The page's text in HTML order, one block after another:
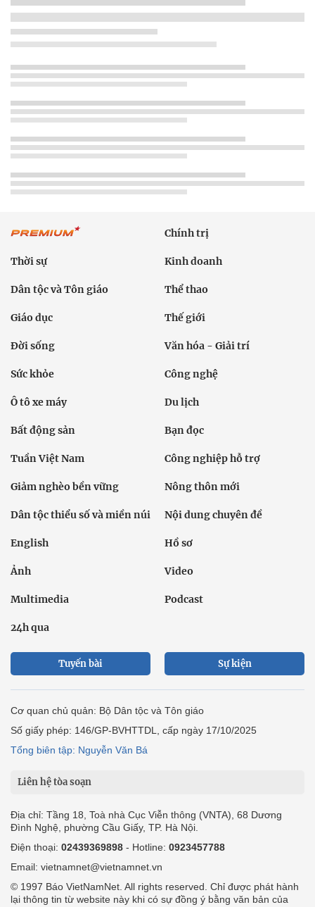
Chính trị
Thời sự Kinh doanh
Dân tộc và Tôn giáo Thể thao
Giáo dục Thế giới
Đời sống Văn hóa - Giải trí
Sức khỏe Công nghệ
Ô tô xe máy Du lịch
Bất động sản Bạn đọc
Tuần Việt Nam Công nghiệp hỗ trợ
Giảm nghèo bền vững Nông thôn mới
Dân tộc thiểu số và miền núi Nội dung chuyên đề
English Hồ sơ
Ảnh Video
Multimedia Podcast
24h qua
Tuyến bài Sự kiện
Cơ quan chủ quản: Bộ Dân tộc và Tôn giáo
Số giấy phép: 146/GP-BVHTTDL, cấp ngày 17/10/2025
Tổng biên tập: Nguyễn Văn Bá
Liên hệ tòa soạn
Địa chỉ: Tầng 18, Toà nhà Cục Viễn thông (VNTA), 68 Dương
Đình Nghệ, phường Cầu Giấy, TP. Hà Nội.
Điện thoại: 02439369898 - Hotline: 0923457788
Email: vietnamnet@vietnamnet.vn
© 1997 Báo VietNamNet. All rights reserved. Chỉ được phát hành
lại thông tin từ website này khi có sự đồng ý bằng văn bản của